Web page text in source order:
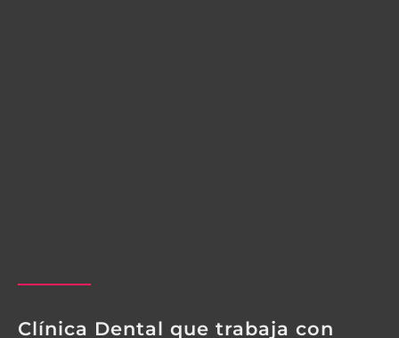
Clínica Dental que trabaja con